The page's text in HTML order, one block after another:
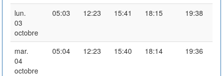
lun.
03
octobre
05:03 12:23 15:41 18:15 19:38
mar.
04
octobre
05:04 12:23 15:40 18:14 19:36